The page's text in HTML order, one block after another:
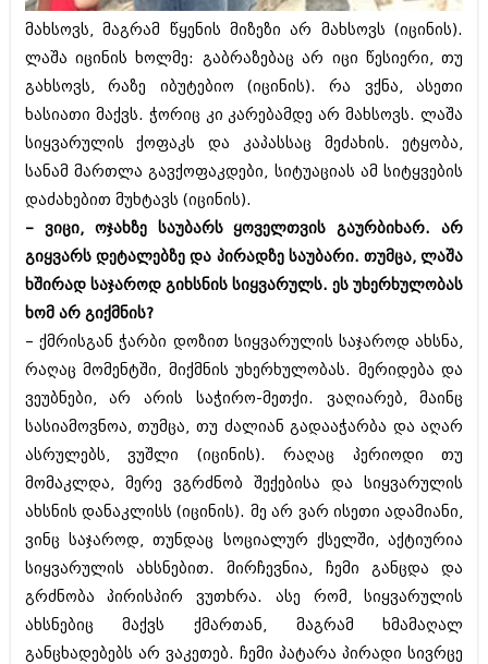
აპრილი 2011 (294)
მარტი 2011 (654)
თებერვალი 2011 (329)
იანვარი 2011 (647)
დეკემბერი 2010 (881)
ნოემბერი 2010 (422)
ოქტომბერი 2010 (341)
აგვისტო 2010 (461)
ივლისი 2010 (556)
ივნისი 2010 (685)
მაისი 2010 (232)
აპრილი 2010 (229)
მარტი 2010 (454)
თებერვალი 2010 (421)
იანვარი 2010 (422)
ნოემბერი 2009 (308)
ოქტომბერი 2009 (382)
სექტემბერი 2009 (541)
აგვისტო 2009 (14)
ივლისი 2009 (118)
თებერვალი 0216 (1)
დეკემბერი 0215 (1)
ოქტომბერი 0215 (1)
აგვისტო 0215 (2)
აგვისტო 0212 (1)
ივნისი 0212 (2)
ნოემბერი 0201 (1)
მახსოვს, მაგრამ წყენის მიზეზი არ მახსოვს (იცინის).
ლაშა იცინის ხოლმე: გაბრაზებაც არ იცი წესიერი, თუ
გახსოვს, რაზე იბუტებიო (იცინის). რა ვქნა, ასეთი
ხასიათი მაქვს. ჭორიც კი კარებამდე არ მახსოვს. ლაშა
სიყვარულის ქოფაკს და კაპასსაც მეძახის. ეტყობა,
სანამ მართლა გავქოფაკდები, სიტუაციას ამ სიტყვების
დაძახებით მუხტავს (იცინის).
– ვიცი, ოჯახზე საუბარს ყოველთვის გაურბიხარ. არ
გიყვარს დეტალებზე და პირადზე საუბარი. თუმცა, ლაშა
ხშირად საჯაროდ გიხსნის სიყვარულს. ეს უხერხულობას
ხომ არ გიქმნის?
– ქმრისგან ჭარბი დოზით სიყვარულის საჯაროდ ახსნა,
რაღაც მომენტში, მიქმნის უხერხულობას. მერიდება და
ვეუბნები, არ არის საჭირო-მეთქი. ვაღიარებ, მაინც
სასიამოვნოა, თუმცა, თუ ძალიან გადააჭარბა და აღარ
ასრულებს, ვუშლი (იცინის). რაღაც პერიოდი თუ
მომაკლდა, მერე ვგრძნობ შექებისა და სიყვარულის
ახსნის დანაკლისს (იცინის). მე არ ვარ ისეთი ადამიანი,
ვინც საჯაროდ, თუნდაც სოციალურ ქსელში, აქტიურია
სიყვარულის ახსნებით. მირჩევნია, ჩემი განცდა და
გრძნობა პირისპირ ვუთხრა. ასე რომ, სიყვარულის
ახსნებიც მაქვს ქმართან, მაგრამ ხმამაღალ
განცხადებებს არ ვაკეთებ. ჩემი პატარა პირადი სივრცე